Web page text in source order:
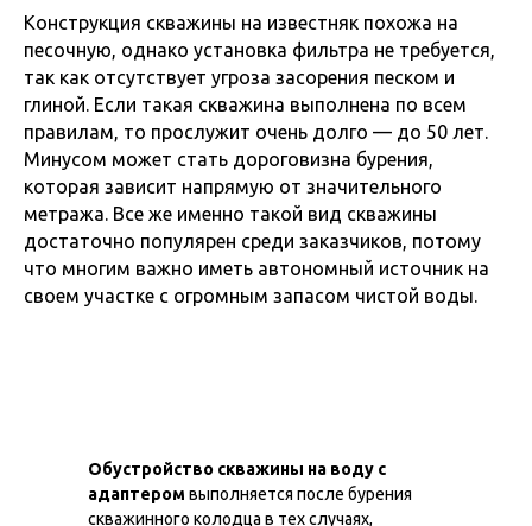
Конструкция скважины на известняк похожа на
песочную, однако установка фильтра не требуется,
так как отсутствует угроза засорения песком и
глиной. Если такая скважина выполнена по всем
правилам, то прослужит очень долго — до 50 лет.
Минусом может стать дороговизна бурения,
которая зависит напрямую от значительного
метража. Все же именно такой вид скважины
достаточно популярен среди заказчиков, потому
что многим важно иметь автономный источник на
своем участке с огромным запасом чистой воды.
Обустройство скважины на воду с
адаптером выполняется после бурения
скважинного колодца в тех случаях,